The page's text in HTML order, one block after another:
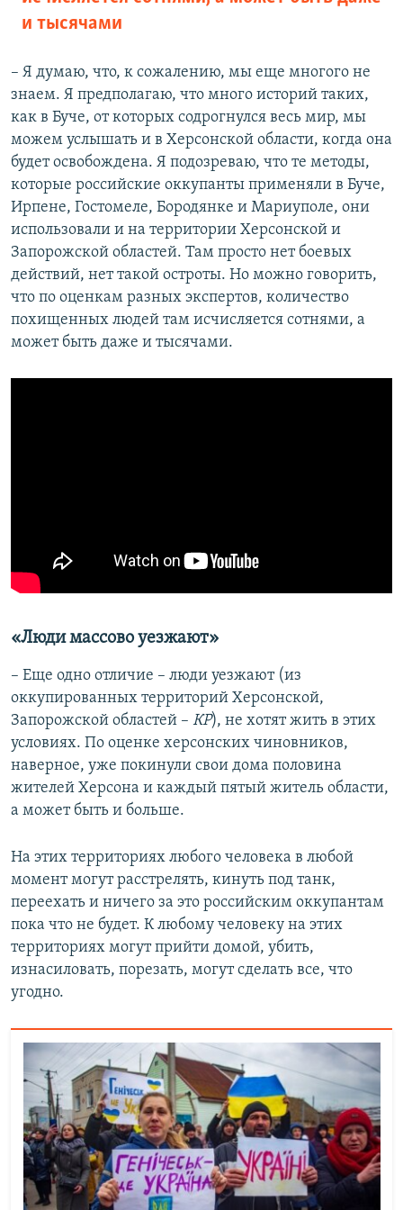
щ
й
д
и
д
и тысячами
– Я думаю, что, к сожалению, мы еще многого не
знаем. Я предполагаю, что много историй таких,
как в Буче, от которых содрогнулся весь мир, мы
можем услышать и в Херсонской области, когда она
будет освобождена. Я подозреваю, что те методы,
которые российские оккупанты применяли в Буче,
Ирпене, Гостомеле, Бородянке и Мариуполе, они
использовали и на территории Херсонской и
Запорожской областей. Там просто нет боевых
действий, нет такой остроты. Но можно говорить,
что по оценкам разных экспертов, количество
похищенных людей там исчисляется сотнями, а
может быть даже и тысячами.
«Люди массово уезжают»
– Еще одно отличие – люди уезжают (из
оккупированных территорий Херсонской,
Запорожской областей – КР), не хотят жить в этих
условиях. По оценке херсонских чиновников,
наверное, уже покинули свои дома половина
жителей Херсона и каждый пятый житель области,
а может быть и больше.
На этих территориях любого человека в любой
момент могут расстрелять, кинуть под танк,
переехать и ничего за это российским оккупантам
пока что не будет. К любому человеку на этих
территориях могут прийти домой, убить,
изнасиловать, порезать, могут сделать все, что
угодно.